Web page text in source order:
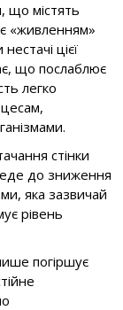
що містять
є «живленням»
цієї
що послаблює
легко
стінки
до зниження
яка зазвичай
рівень
погіршує